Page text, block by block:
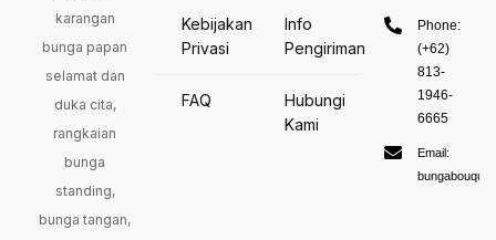
karangan
bunga papan
selamat dan
duka cita,
rangkaian
bunga
standing,
bunga tangan,
Kebijakan
Privasi
FAQ
Info
Pengiriman
Hubungi
Kami
Phone:
(+62)
813-
1946-
6665
Email: